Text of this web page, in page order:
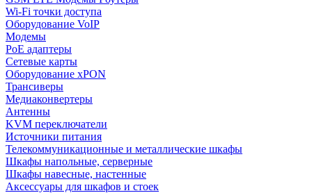
Wi-Fi точки доступа
Оборудование VoIP
Модемы
PoE адаптеры
Сетевые карты
Оборудование xPON
Трансиверы
Медиаконвертеры
Антенны
KVM переключатели
Источники питания
Телекоммуникационные и металлические шкафы
Шкафы напольные, серверные
Шкафы навесные, настенные
Аксессуары для шкафов и стоек